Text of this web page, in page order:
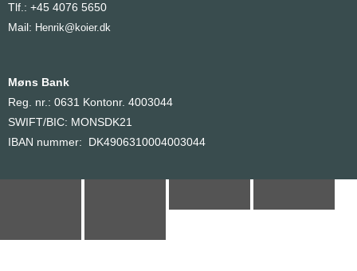
Tlf.: +45 4076 5650
Mail: Henrik@koier.dk
Møns Bank
Reg. nr.: 0631 Kontonr. 4003044
SWIFT/BIC: MONSDK21
IBAN nummer: DK4906310004003044